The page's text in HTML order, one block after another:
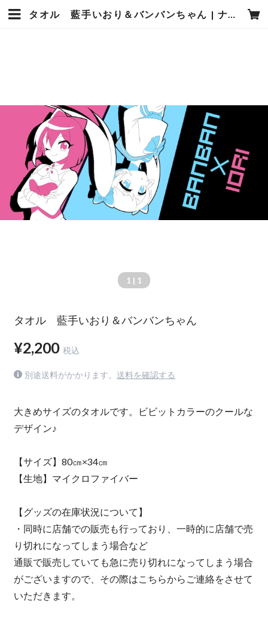
タオル 藍手いおり＆バンバンちゃん | ナイセンストアオンライン
1 | 1
タオル 藍手いおり＆バンバンちゃん
¥2,200 税込
別途送料がかかります。 送料を確認する
大きめサイズのタオルです。ビビットカラーのクールな
デザイン♪
【サイズ】80㎝×34㎝
【生地】マイクロファイバー
【グッズの在庫状況について】
・同時に店舗での販売も行っており、一時的に店舗で売
り切れになってしまう場合など
通販で販売していても急に売り切れになってしまう場合
がございますので、その際はこちらからご連絡をさせて
いただきます。